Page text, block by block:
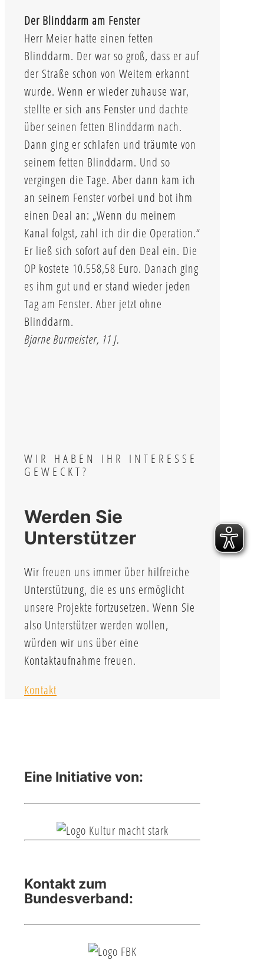
Der Blinddarm am Fenster
Herr Meier hatte einen fetten
Blinddarm. Der war so groß, dass er auf
der Straße schon von Weitem erkannt
wurde. Wenn er wieder zuhause war,
stellte er sich ans Fenster und dachte
über seinen fetten Blinddarm nach.
Dann ging er schlafen und träumte von
seinem fetten Blinddarm. Und so
vergingen die Tage. Aber dann kam ich
an seinem Fenster vorbei und bot ihm
einen Deal an: „Wenn du meinem
Kanal folgst, zahl ich dir die Operation.“
Er ließ sich sofort auf den Deal ein. Die
OP kostete 10.558,58 Euro. Danach ging
es ihm gut und er stand wieder jeden
Tag am Fenster. Aber jetzt ohne
Blinddarm.
Bjarne Burmeister, 11 J.
WIR HABEN IHR INTERESSE
GEWECKT?
Werden Sie
Unterstützer
Wir freuen uns immer über hilfreiche
Unterstützung, die es uns ermöglicht
unsere Projekte fortzusetzen. Wenn Sie
also Unterstützer werden wollen,
würden wir uns über eine
Kontaktaufnahme freuen.
Kontakt
Eine Initiative von:
Kontakt zum
Bundesverband: